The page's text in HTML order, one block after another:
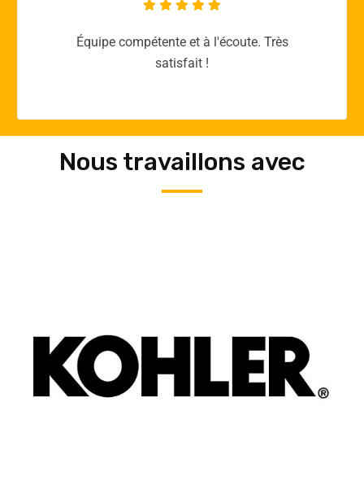
Merci yellow365.work pour votre expertise!
Nous travaillons avec